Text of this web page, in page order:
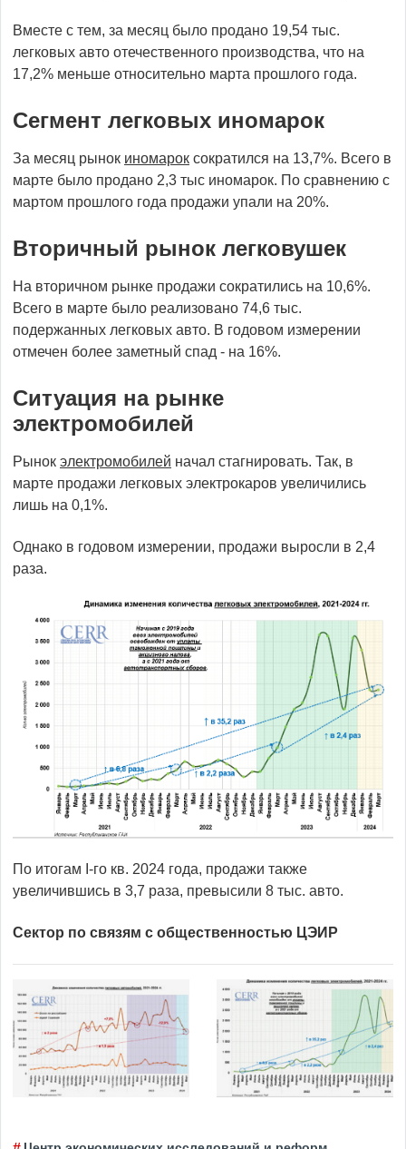
Вместе с тем, за месяц было продано 19,54 тыс.
легковых авто отечественного производства, что на
17,2% меньше относительно марта прошлого года.
Сегмент легковых иномарок
За месяц рынок иномарок сократился на 13,7%. Всего в
марте было продано 2,3 тыс иномарок. По сравнению с
мартом прошлого года продажи упали на 20%.
Вторичный рынок легковушек
На вторичном рынке продажи сократились на 10,6%.
Всего в марте было реализовано 74,6 тыс.
подержанных легковых авто. В годовом измерении
отмечен более заметный спад - на 16%.
Ситуация на рынке
электромобилей
Рынок электромобилей начал стагнировать. Так, в
марте продажи легковых электрокаров увеличились
лишь на 0,1%.
Однако в годовом измерении, продажи выросли в 2,4
раза.
По итогам I-го кв. 2024 года, продажи также
увеличившись в 3,7 раза, превысили 8 тыс. авто.
Сектор по связям с общественностью ЦЭИР